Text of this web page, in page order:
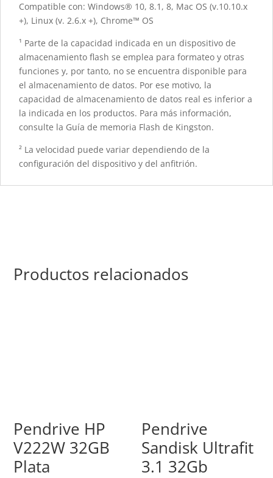
Compatible con: Windows® 10, 8.1, 8, Mac OS (v.10.10.x
+), Linux (v. 2.6.x +), Chrome™ OS
¹ Parte de la capacidad indicada en un dispositivo de
almacenamiento flash se emplea para formateo y otras
funciones y, por tanto, no se encuentra disponible para
el almacenamiento de datos. Por ese motivo, la
capacidad de almacenamiento de datos real es inferior a
la indicada en los productos. Para más información,
consulte la Guía de memoria Flash de Kingston.
² La velocidad puede variar dependiendo de la
configuración del dispositivo y del anfitrión.
Productos relacionados
Pendrive HP
V222W 32GB
Plata
Pendrive
Sandisk Ultrafit
3.1 32Gb